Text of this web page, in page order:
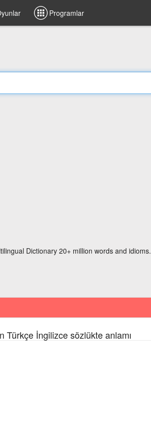
Programlar
Dictionary 20+ million words and idioms.
Türkçe İngilizce sözlükte anlamı